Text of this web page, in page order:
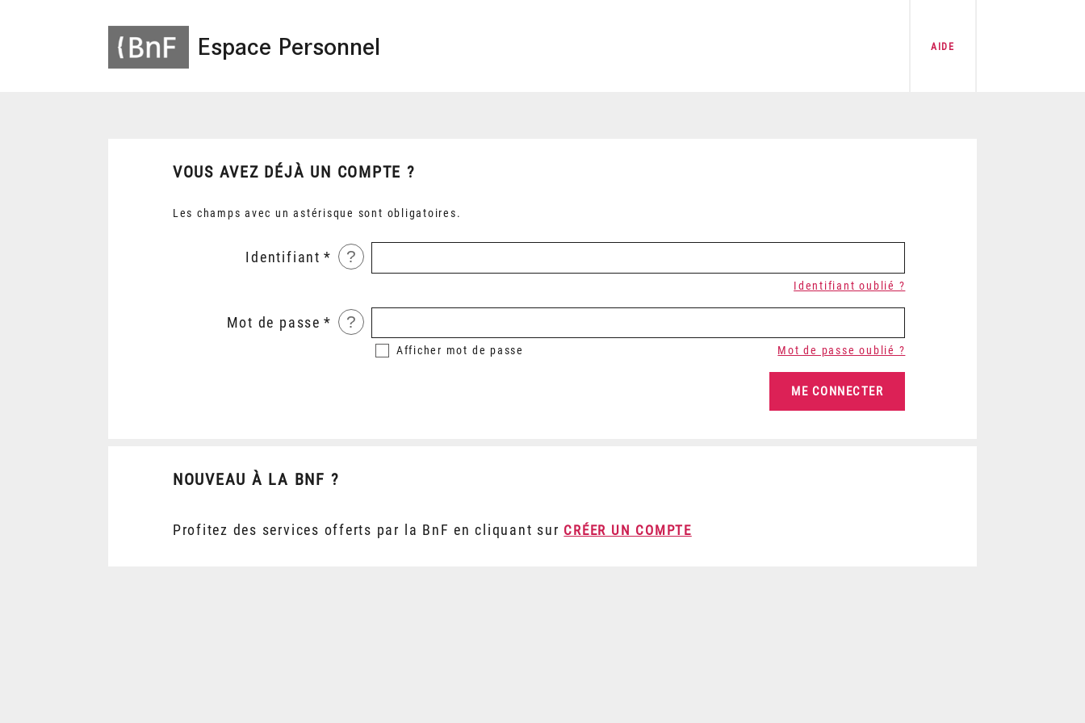
Espace Personnel AIDE
VOUS AVEZ DÉJÀ UN COMPTE ?
Les champs avec un astérisque sont obligatoires.
Identifiant ?
Identifiant oublié ?
Mot de passe ?
Afficher mot de passe Mot de passe oublié ?
NOUVEAU À LA BNF ?
Profitez des services offerts par la BnF en cliquant sur CRÉER UN COMPTE